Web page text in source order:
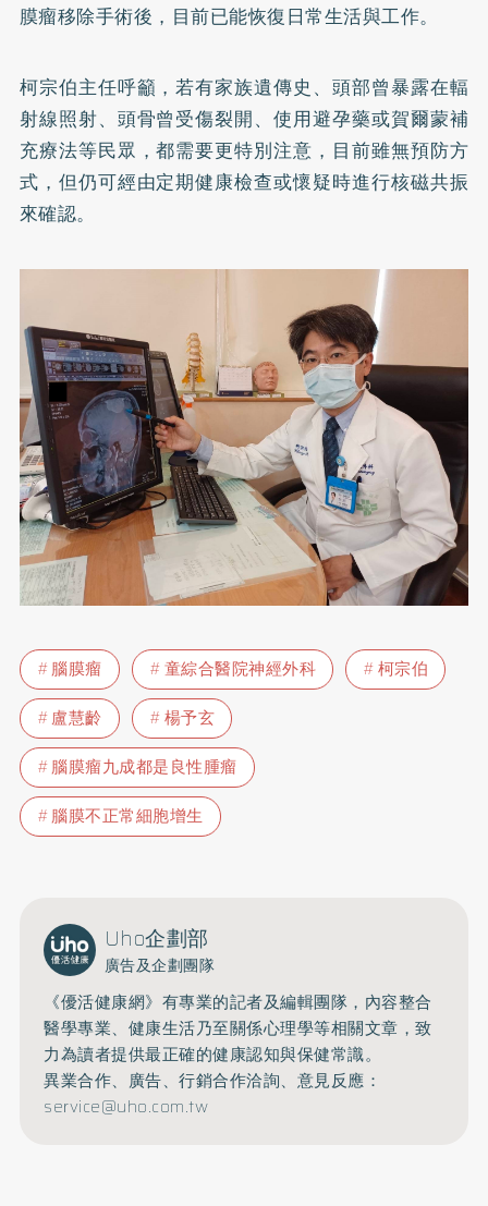
膜瘤移除手術後，目前已能恢復日常生活與工作。
柯宗伯主任呼籲，若有家族遺傳史、頭部曾暴露在輻
射線照射、頭骨曾受傷裂開、使用避孕藥或賀爾蒙補
充療法等民眾，都需要更特別注意，目前雖無預防方
式，但仍可經由定期健康檢查或懷疑時進行核磁共振
來確認。
腦膜瘤 童綜合醫院神經外科
柯宗伯
盧慧齡
楊予玄
腦膜瘤九成都是良性腫瘤
腦膜不正常細胞增生
Uho企劃部
廣告及企劃團隊
《優活健康網》有專業的記者及編輯團隊，內容整合
醫學專業、健康生活乃至關係心理學等相關文章，致
力為讀者提供最正確的健康認知與保健常識。
異業合作、廣告、行銷合作洽詢、意見反應：
service@uho.com.tw